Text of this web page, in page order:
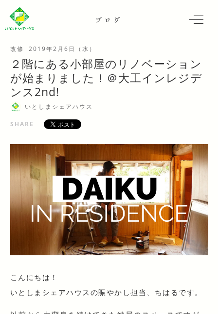
ブログ
改修 2019年2月6日（水）
２階にある小部屋のリノベーション
が始まりました！＠大工インレジデ
ンス2nd!
いとしまシェアハウス
SHARE
こんにちは！
いとしまシェアハウスの賑やかし担当、ちはるです。